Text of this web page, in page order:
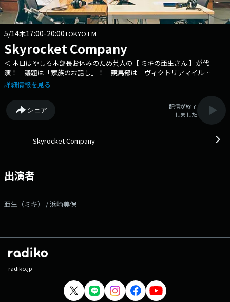
5/14木17:00-20:00TOKYO FM
Skyrocket Company
＜ 本日はやしろ本部長お休みのため芸人の【 ミキの亜生さん 】が代
演！ 議題は「家族のお話し」！ 競馬部は「ヴィクトリアマイル
（G1）」をピックアップ！＞ 明日への狼煙を上げる、ラジオの中の会
保、 ラジオを聴いてるあなたはリスナー社員！ 働く人はもちろん、老
若男女全ての人が参加可能のアフター会議！ 夕方5時からのお耳の出
社！お待ちしています！ 5月14日［木］は・・・ やしろ本部長がお
は『家族のお話し案件〜兄弟姉妹ひとりっ子』 メッセージは【 社員掲示
選曲テーマで、 働くアナタに音楽でエールを届けます！ 毎週木曜のテ
ーマは【スコーン！とハマるアンサーソング！】 嬉しかった事、悲しか
ジをお送りください。 届いたメッセージに対してスカロケが選んだ
「スコーン！とハマるアンサーソング」をお送りさせて頂きます。 さら
す】 手作りのアツアツ中華料理と“いい話”で 心もお腹もパワーチャー
ジしてくれる餃子の王将食堂。 今週も"お料理"と“いい話メッセージ”を
紹介します。 18:00～【 あなたにCongratulations! 】 自分の誕生
日、大切な人の誕生日、初めて付き合った日、会社に受かった日... 両親
いことはありませんか？ スカロケから、あなたにCongratulations!の乾
杯をお送りします！ 家事に、残業に忙しい毎日ですが一旦やめて、特別
詳細情報を見る
シェア
配信が終了
しました
Skyrocket Company
出演者
亜生（ミキ） / 浜崎美保
radiko.jp